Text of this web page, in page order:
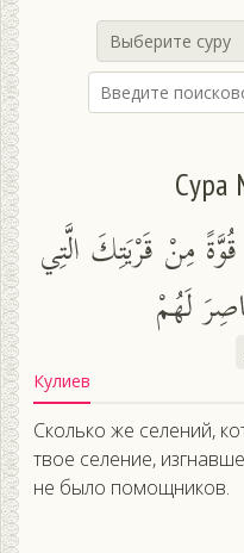
Выберите суру
Сура
مِنْ قَرْيَتِكَ الَّتِي
لَهُمْ
Кулиев
Сколько же селений,
твое селение,
не было помощников.